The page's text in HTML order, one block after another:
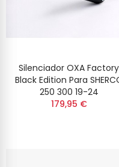
Silenciador OXA Factory
Black Edition Para
250 300 19-24
179,95 €